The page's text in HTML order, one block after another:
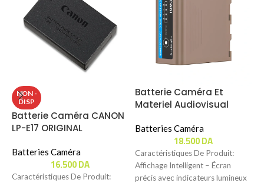
NON -
DISP
Batterie Caméra CANON
LP-E17 ORIGINAL
Batteries Caméra
16.500DA
Caractéristiques De Produit:
Batterie Caméra Et
Materiel Audiovisual
TYPE-C / 10500mAh )
Batteries Caméra
18.500DA
Caractéristiques De Produit:
Affichage Intelligent – Écran
précis avec indicateurs lumineux